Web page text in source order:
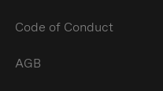
Code of Conduct
AGB